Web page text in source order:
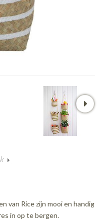
van Rice zijn mooi en handig
in op te bergen.